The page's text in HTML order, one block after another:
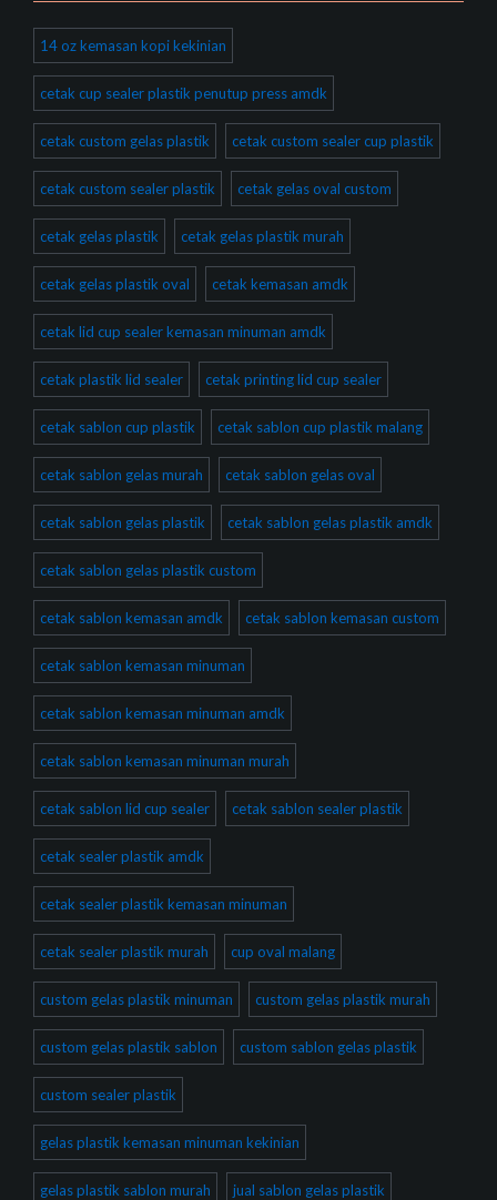
14 oz kemasan kopi kekinian
cetak cup sealer plastik penutup press amdk
cetak custom gelas plastik cetak custom sealer cup plastik
cetak custom sealer plastik cetak gelas oval custom
cetak gelas plastik cetak gelas plastik murah
cetak gelas plastik oval cetak kemasan amdk
cetak lid cup sealer kemasan minuman amdk
cetak plastik lid sealer cetak printing lid cup sealer
cetak sablon cup plastik cetak sablon cup plastik malang
cetak sablon gelas murah cetak sablon gelas oval
cetak sablon gelas plastik cetak sablon gelas plastik amdk
cetak sablon gelas plastik custom
cetak sablon kemasan amdk cetak sablon kemasan custom
cetak sablon kemasan minuman
cetak sablon kemasan minuman amdk
cetak sablon kemasan minuman murah
cetak sablon lid cup sealer cetak sablon sealer plastik
cetak sealer plastik amdk
cetak sealer plastik kemasan minuman
cetak sealer plastik murah cup oval malang
custom gelas plastik minuman custom gelas plastik murah
custom gelas plastik sablon custom sablon gelas plastik
custom sealer plastik
gelas plastik kemasan minuman kekinian
gelas plastik sablon murah jual sablon gelas plastik